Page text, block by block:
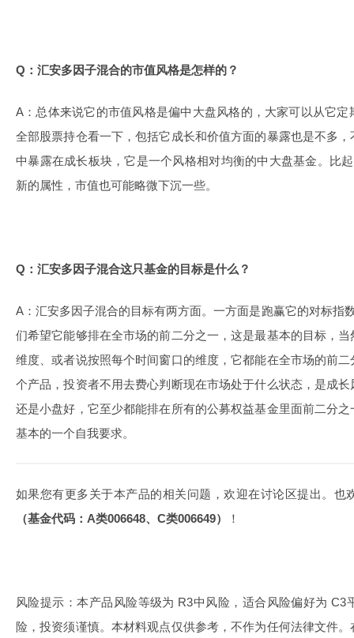
Q：汇安多因子混合的市值风格是怎样的？
A：总体来说它的市值风格是偏中大盘风格的，大家可以从它
全部股票持仓看一下，包括它成长和价值方面的暴露也是不多
中暴露在成长板块，它是一个风格相对均衡的中大盘基金。比
新的属性，市值也可能略微下沉一些。
Q：汇安多因子混合这只基金的目标是什么？
A：汇安多因子混合的目标有两方面。一方面是跑赢它的对标指
们希望它能够排在全市场的前二分之一，这是最基本的目标，
维度、或者说按照每个时间窗口的维度，它都能在全市场的前
个产品，投资者不用去费心判断现在市场处于什么状态，是成
还是小盘好，它至少都能排在所有的公募权益基金里面前二分
基本的一个自我要求。
如果您有更多关于本产品的相关问题，欢迎在讨论区提出。也
（基金代码：A类006648、C类006649）
！
风险提示：本产品风险等级为 R3中风险，适合风险偏好为 C3
险，投资须谨慎。本材料观点仅供参考，不作为任何法律文件